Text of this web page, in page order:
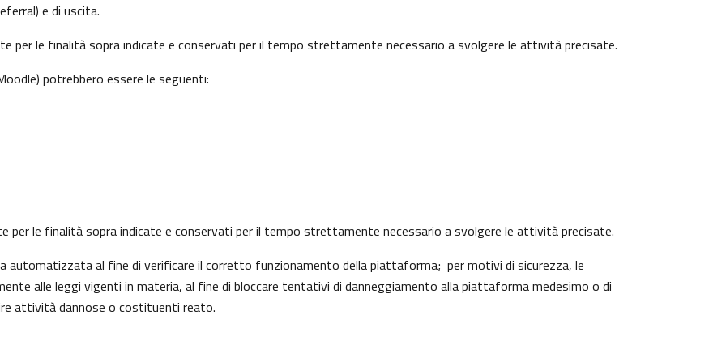
e di uscita.
per le finalità sopra indicate e conservati per il tempo strettamente necessario a svolgere le attività precisate.
potrebbero essere le seguenti:
per le finalità sopra indicate e conservati per il tempo strettamente necessario a svolgere le attività precisate.
al fine di verificare il corretto funzionamento della piattaforma; per motivi di sicurezza, le
alle leggi vigenti in materia, al fine di bloccare tentativi di danneggiamento alla piattaforma medesimo o di
attività dannose o costituenti reato.